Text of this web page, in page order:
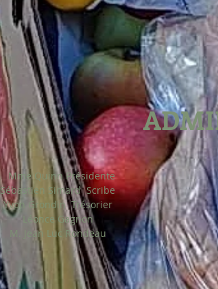
Mme Quinn Présidente
Sébastien Simard Scribe
Yvon Grondin Trésorier
Léonce Gagnon
M. Jean Luc Rondeau